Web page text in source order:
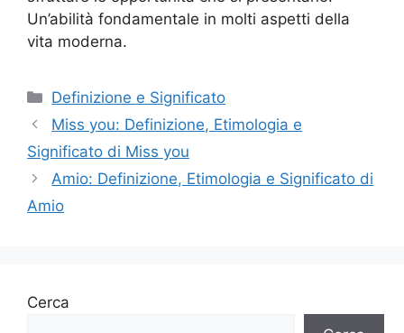
Un’abilità fondamentale in molti aspetti della
vita moderna.
Categorie
Definizione e Significato
Miss you: Definizione, Etimologia e
Significato di Miss you
Amio: Definizione, Etimologia e Significato di
Amio
Cerca